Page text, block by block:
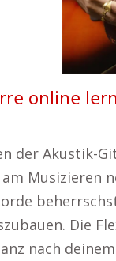
online
der Akustik-
Musizieren
Die
nach